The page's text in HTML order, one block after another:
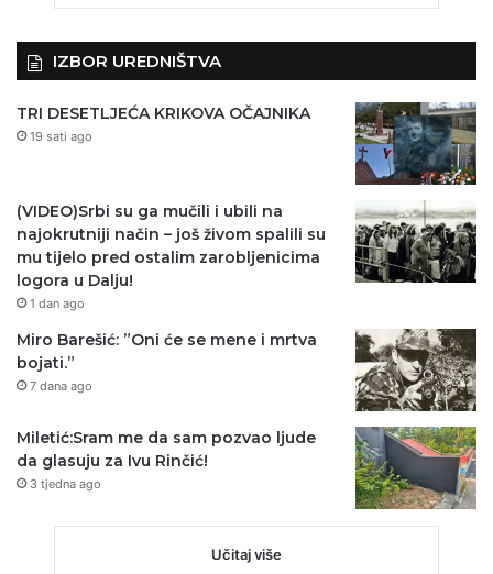
IZBOR UREDNIŠTVA
TRI DESETLJEĆA KRIKOVA OČAJNIKA
19 sati ago
(VIDEO)Srbi su ga mučili i ubili na
najokrutniji način – još živom spalili su
mu tijelo pred ostalim zarobljenicima
logora u Dalju!
1 dan ago
Miro Barešić: ”Oni će se mene i mrtva
bojati.”
7 dana ago
Miletić:Sram me da sam pozvao ljude
da glasuju za Ivu Rinčić!
3 tjedna ago
Učitaj više